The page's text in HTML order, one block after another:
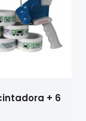
+ 6